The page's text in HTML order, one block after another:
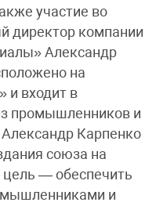
участие во
директор компании
Александр
на
и входит в
промышленников и
Карпенко
союза на
— обеспечить
и